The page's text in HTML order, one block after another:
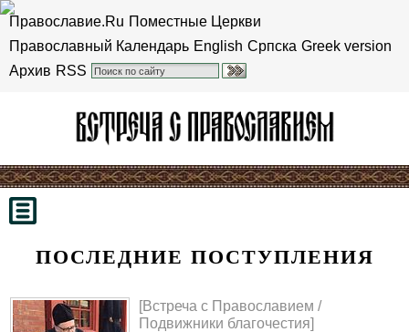
Православие.Ru Поместные Церкви
Православный Календарь English Српска Greek version
Архив RSS
ПОСЛЕДНИЕ ПОСТУПЛЕНИЯ
[Встреча с Православием /
Подвижники благочестия]